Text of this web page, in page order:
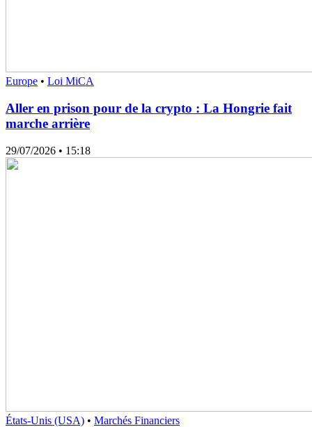
Europe • Loi MiCA
Aller en prison pour de la crypto : La Hongrie fait
marche arrière
29/07/2026 • 15:18
États-Unis (USA) • Marchés Financiers